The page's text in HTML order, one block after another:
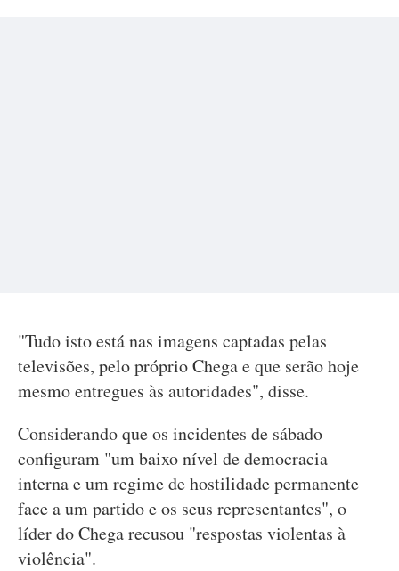
"Tudo isto está nas imagens captadas pelas
televisões, pelo próprio Chega e que serão hoje
mesmo entregues às autoridades", disse.
Considerando que os incidentes de sábado
configuram "um baixo nível de democracia
interna e um regime de hostilidade permanente
face a um partido e os seus representantes", o
líder do Chega recusou "respostas violentas à
violência".